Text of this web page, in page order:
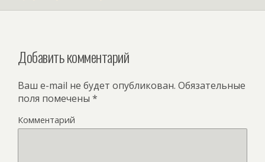
Добавить комментарий
Ваш e-mail не будет опубликован. Обязательные
поля помечены *
Комментарий